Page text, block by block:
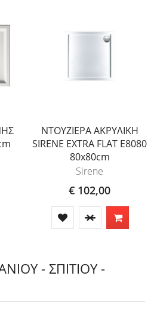
ΝΤΟΥΖΙΕΡΑ ΑΚΡΥΛΙΚΗ
SIRENE EXTRA FLAT E8080
80x80cm
Sirene
€ 102,00
- ΣΠΙΤΙΟΥ -